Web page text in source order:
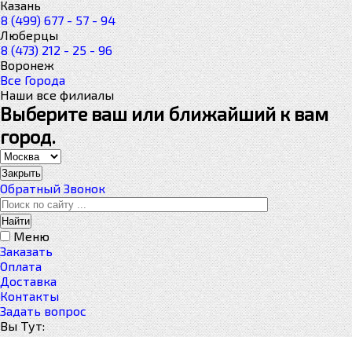
Казань
8 (499) 677 - 57 - 94
Люберцы
8 (473) 212 - 25 - 96
Воронеж
Все Города
Наши все филиалы
Выберите ваш или ближайший к вам
город.
Закрыть
Обратный Звонок
Меню
Заказать
Оплата
Доставка
Контакты
Задать вопрос
Вы Тут: